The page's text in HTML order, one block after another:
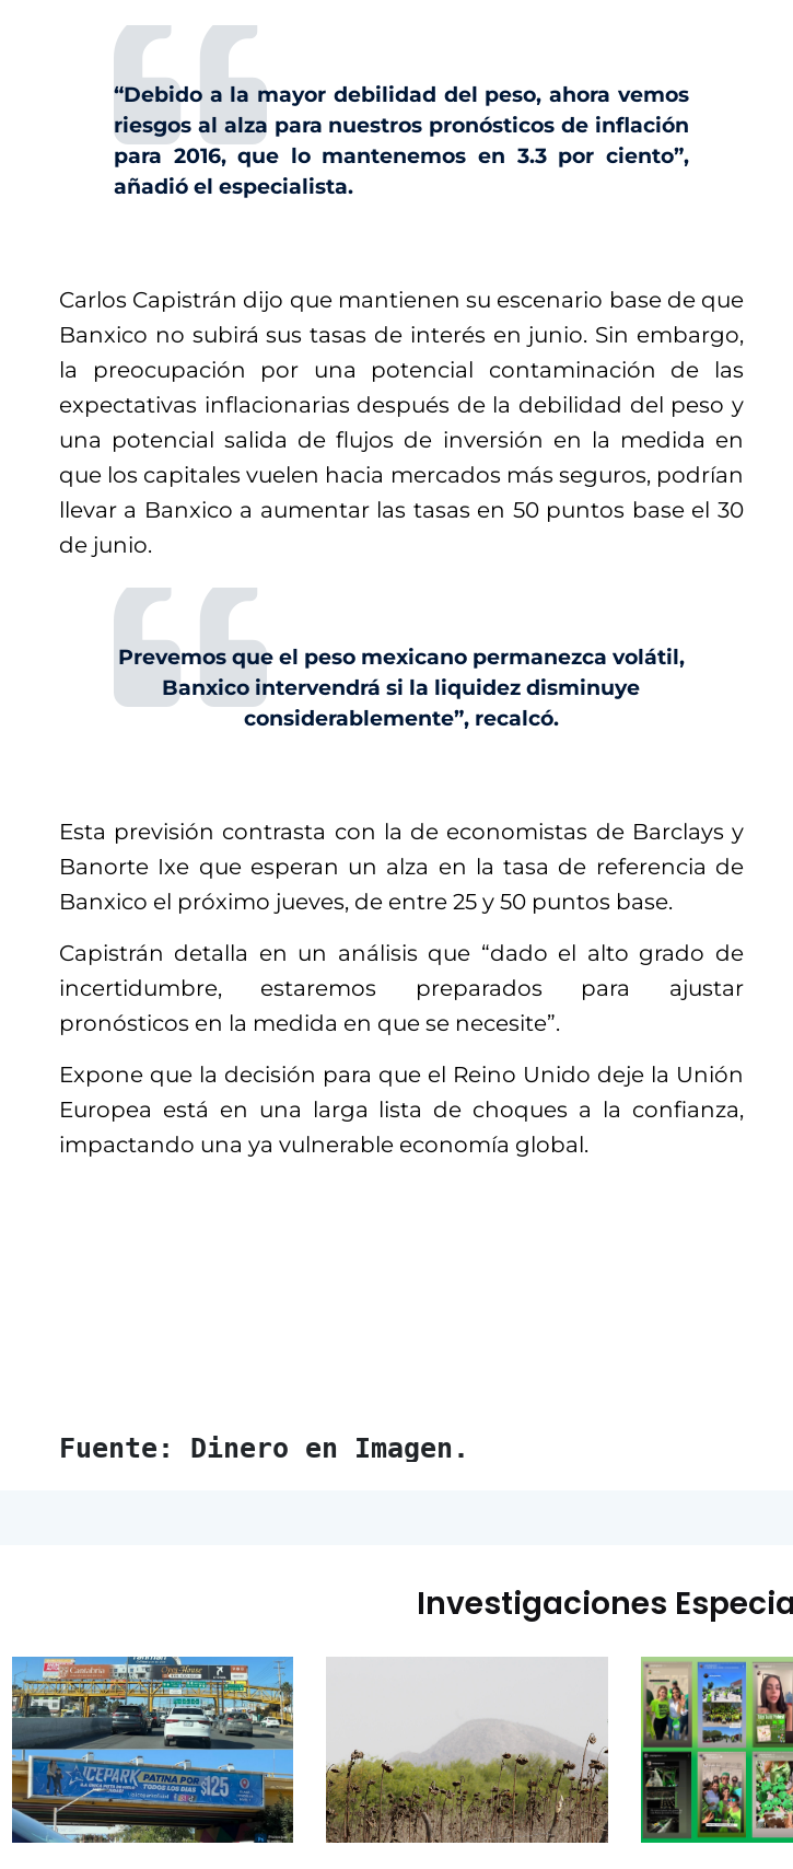
“Debido a la mayor debilidad del peso, ahora vemos
riesgos al alza para nuestros pronósticos de inflación
para 2016, que lo mantenemos en 3.3 por ciento”,
añadió el especialista.
Carlos Capistrán dijo que mantienen su escenario base de que
Banxico no subirá sus tasas de interés en junio. Sin embargo,
la preocupación por una potencial contaminación de las
expectativas inflacionarias después de la debilidad del peso y
una potencial salida de flujos de inversión en la medida en
que los capitales vuelen hacia mercados más seguros, podrían
llevar a Banxico a aumentar las tasas en 50 puntos base el 30
de junio.
Prevemos que el peso mexicano permanezca volátil,
Banxico intervendrá si la liquidez disminuye
considerablemente”, recalcó.
Esta previsión contrasta con la de economistas de Barclays y
Banorte Ixe que esperan un alza en la tasa de referencia de
Banxico el próximo jueves, de entre 25 y 50 puntos base.
Capistrán detalla en un análisis que “dado el alto grado de
incertidumbre, estaremos preparados para ajustar
pronósticos en la medida en que se necesite”.
Expone que la decisión para que el Reino Unido deje la Unión
Europea está en una larga lista de choques a la confianza,
impactando una ya vulnerable economía global.
Fuente: Dinero en Imagen.
Investigaciones